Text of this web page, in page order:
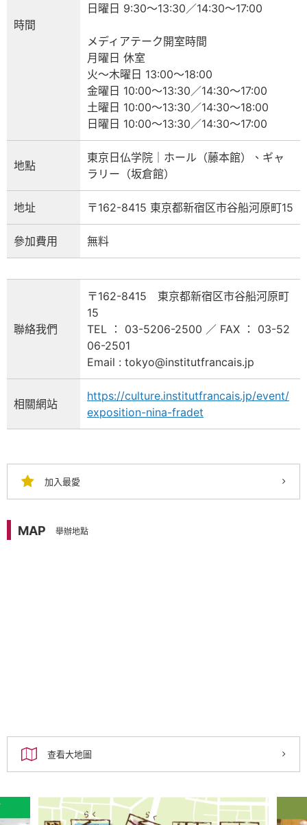
時間
日曜日 9:30～13:30／14:30～17:00
メディアテーク開室時間
月曜日 休室
火～木曜日 13:00～18:00
金曜日 10:00～13:30／14:30～17:00
土曜日 10:00～13:30／14:30～18:00
日曜日 10:00～13:30／14:30～17:00
地點
東京日仏学院｜ホール（藤本館）、ギャ
ラリー（坂倉館）
地址 〒162-8415 東京都新宿区市谷船河原町15
參加費用 無料
聯絡我們
〒162-8415 東京都新宿区市谷船河原町
15
TEL ： 03-5206-2500 ／ FAX ： 03-52
06-2501
Email : tokyo@institutfrancais.jp
相關網站
https://culture.institutfrancais.jp/event/
exposition-nina-fradet
加入最愛
MAP 舉辦地點
查看大地圖